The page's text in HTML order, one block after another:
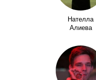
Нателла
Алиева